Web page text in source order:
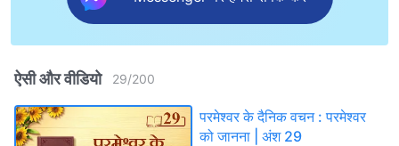
ऐसी और वीडियो 29/200
परमेश्वर के दैनिक वचन : परमेश्वर
को जानना | अंश 29